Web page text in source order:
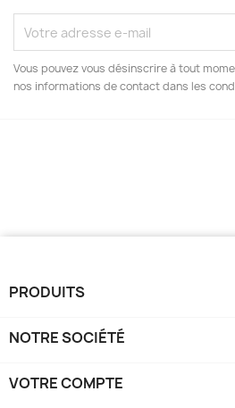
Vous pouvez vous désinscrire à tout
nos informations de contact dans les
PRODUITS
NOTRE SOCIÉTÉ
VOTRE COMPTE